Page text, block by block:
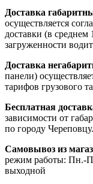
Доставка
осуществляется
доставки (в среднем
загруженности
Доставка
панели)
тарифов грузового
Бесплатная
зависимости от
по городу Череповцу.
Самовывоз из
режим работы: Пн.-
выходной